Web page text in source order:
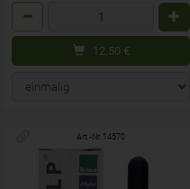
12,50 €
Art.-Nr. 14570